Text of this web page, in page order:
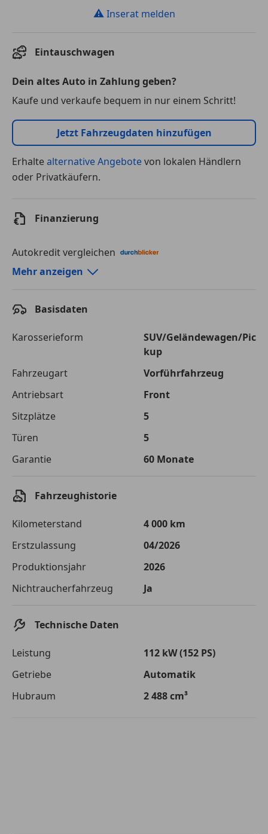
⚠ Inserat melden
Eintauschwagen
Dein altes Auto in Zahlung geben?
Kaufe und verkaufe bequem in nur einem Schritt!
Jetzt Fahrzeugdaten hinzufügen
Erhaltealternative Angebotevon lokalen Händlern
oder Privatkäufern.
Finanzierung
Autokredit vergleichen
Autokredit-Rechner von durchblicker.at
120 Monate
Kreditbetrag
€ 35 000,-
Gesamtbetrag
Einberechnete Gebühren
€ 0,-
Sollzinssatz
Monatliche Rate € 410,90
Die tatsächlichen Konditionen sind abhängig von Ihrer Bonität sowie
von der von Ihnen gewählten Bank. Rückzahlungszeitraum 1-10
Jahre. Zinsspanne Sollzinssatz: 2,90% - 14,90%.
Jetzt berechnen
Mehr anzeigen
Basisdaten
Karosserieform
SUV/Geländewagen/Pic
kup
Fahrzeugart
Vorführfahrzeug
Antriebsart
Front
Sitzplätze
5
Türen
5
Garantie
60 Monate
Fahrzeughistorie
Kilometerstand
4 000 km
Erstzulassung
04/2026
Produktionsjahr
2026
Nichtraucherfahrzeug
Ja
Technische Daten
Leistung
112 kW (152 PS)
Getriebe
Automatik
Hubraum
2 488 cm³